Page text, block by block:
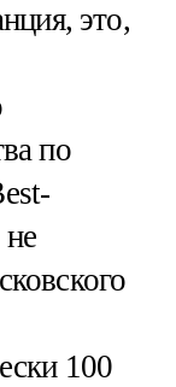
это,
по
100